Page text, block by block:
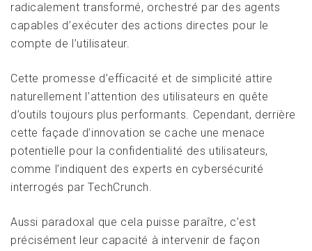
radicalement transformé, orchestré par des agents
capables d’exécuter des actions directes pour le
compte de l’utilisateur.
Cette promesse d’efficacité et de simplicité attire
naturellement l’attention des utilisateurs en quête
d’outils toujours plus performants. Cependant, derrière
cette façade d’innovation se cache une menace
potentielle pour la confidentialité des utilisateurs,
comme l’indiquent des experts en cybersécurité
interrogés par TechCrunch.
Aussi paradoxal que cela puisse paraître, c’est
précisément leur capacité à intervenir de façon